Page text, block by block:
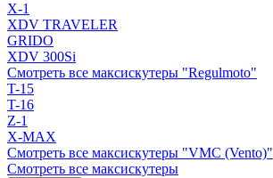
X-1
XDV TRAVELER
GRIDO
XDV 300Si
Смотреть все максискутеры "Regulmoto"
T-15
T-16
Z-1
X-MAX
Смотреть все максискутеры "VMC (Vento)"
Смотреть все максискутеры